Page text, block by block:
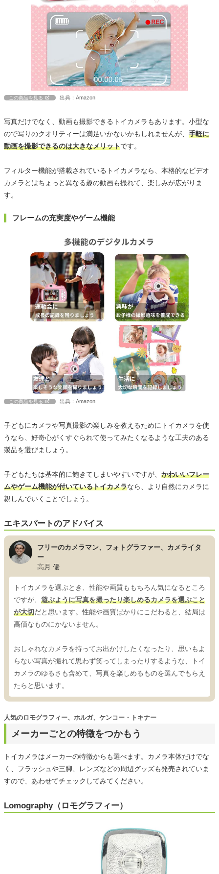
この商品を見る 出典：Amazon
写真だけでなく、動画も撮影できるトイカメラもあります。小型な
ので写りのクオリティーは満足いかないかもしれませんが、 手軽に
動画を撮影できるのは大きなメリットです。
フィルター機能が搭載されているトイカメラなら、本格的なビデオ
カメラとはちょっと異なる趣の動画も撮れて、楽しみが広がりま
す。
フレームの充実度やゲーム機能
この商品を見る 出典：Amazon
子どもにカメラや写真撮影の楽しみを教えるためにトイカメラを使
うなら、好奇心がくすぐられて使ってみたくなるような工夫のある
製品を選びましょう。
子どもたちは基本的に飽きてしまいやすいですが、 かわいいフレー
ムやゲーム機能が付いているトイカメラなら、より自然にカメラに
親しんでいくことでしょう。
エキスパートのアドバイス
フリーのカメラマン、フォトグラファー、カメライタ
ー
高月 優
トイカメラを選ぶとき、性能や画質ももちろん気になるところ
ですが、 遊ぶように写真を撮ったり楽しめるカメラを選ぶこと
が大切だと思います。性能や画質ばかりにこだわると、結局は
高価なものにかないません。
おしゃれなカメラを持ってお出かけしたくなったり、思いもよ
らない写真が撮れて思わず笑ってしまったりするような、トイ
カメラのゆるさも含めて、写真を楽しめるものを選んでもらえ
たらと思います。
メーカーごとの特徴をつかもう
人気のロモグラフィー、ホルガ、ケンコー・トキナー
トイカメラはメーカーの特徴からも選べます。カメラ本体だけでな
く、フラッシュや三脚、レンズなどの周辺グッズも発売されていま
すので、あわせてチェックしてみてください。
Lomography（ロモグラフィー）